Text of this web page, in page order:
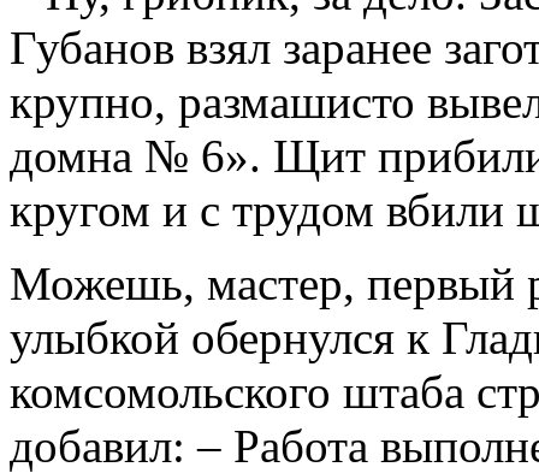
Губанов взял заранее
крупно, размашисто
домна № 6». Щит прибили
кругом и с трудом вбили
Можешь, мастер, первый
улыбкой обернулся к
комсомольского штаба
добавил: – Работа